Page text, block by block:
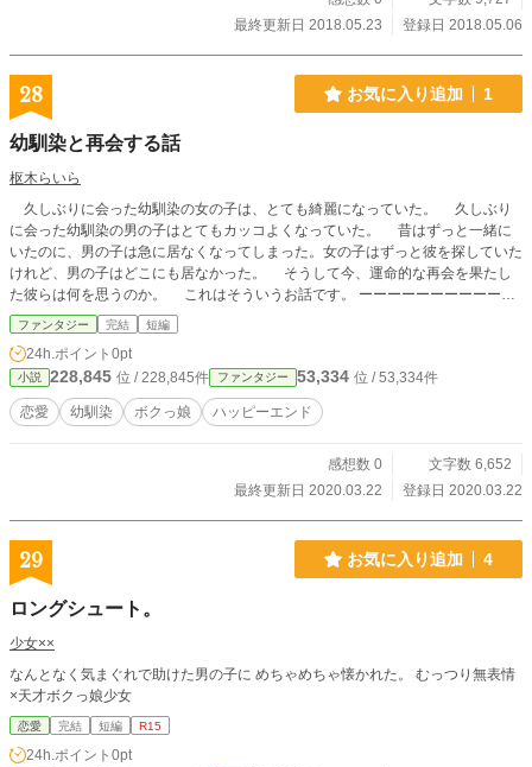
最終更新日 2018.05.23
登録日 2018.05.06
28 お気に入り追加 1
幼馴染と再会する話
枢木らいら
久しぶりに会った幼馴染の女の子は、とても綺麗になっていた。 久しぶり
に会った幼馴染の男の子はとてもカッコよくなっていた。 昔はずっと一緒に
いたのに、男の子は急に居なくなってしまった。女の子はずっと彼を探していた
けれど、男の子はどこにも居なかった。 そうして今、運命的な再会を果たし
た彼らは何を思うのか。 これはそういうお話です。 ーーーーーーーーーーー
ーーーー 良い加減飽きたんだ。だから、僕が手伝ってあげる。 代わり映え
しないつまらない物語。そんな運命壊しちゃえ。 あとは君たち次第だよ、頑
張ってね。 ──────────────── どうも初めまして枢木らいらです。
僕は豆腐メンタルなので辛辣な感想は心に刺さるのでお控えください。 誤字
脱字や矛盾等ご指摘があれば教えてください。泣きながら直します。 それで
は、本編をどうぞ。
ファンタジー 完結 短編
24h.ポイント 0pt
小説 228,845 位 / 228,845件 ファンタジー 53,334 位 / 53,334件
恋愛 幼馴染 ボクっ娘 ハッピーエンド
感想数 0
文字数 6,652
最終更新日 2020.03.22
登録日 2020.03.22
29 お気に入り追加 4
ロングシュート。
少女××
なんとなく気まぐれで助けた男の子に めちゃめちゃ懐かれた。 むっつり無表情
×天才ボクっ娘少女
恋愛 完結 短編 R15
24h.ポイント 0pt